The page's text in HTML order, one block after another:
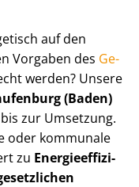
auf den
Vorgaben des Ge­
werden? Unsere
(Baden)
zur Umsetzung.
oder kommunale
zu En­er­gie­ef­fi­zi­